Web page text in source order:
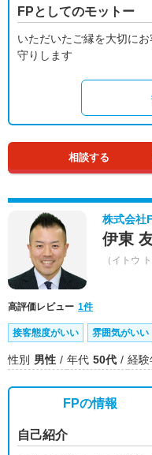
FPとしてのモットー
いただいたご縁を大切に
守りします
相談する
株式会社
伊東
（イトウ
高評価レビュー 1件
接客態度がいい 雰囲気がいい
性別 男性 年代 50代 経験
FPの情報
自己紹介